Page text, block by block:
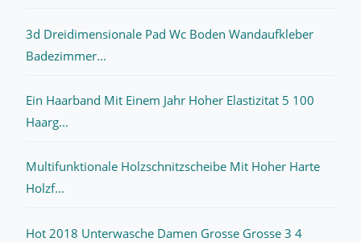
3d Dreidimensionale Pad Wc Boden Wandaufkleber
Badezimmer...
Ein Haarband Mit Einem Jahr Hoher Elastizitat 5 100
Haarg...
Multifunktionale Holzschnitzscheibe Mit Hoher Harte
Holzf...
Hot 2018 Unterwasche Damen Grosse Grosse 3 4